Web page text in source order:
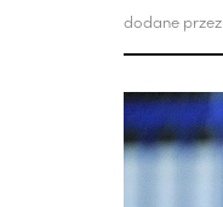
dodane przez